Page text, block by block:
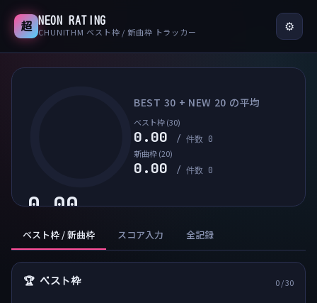
超
NEON RATING
CHUNITHM ベスト枠 / 新曲枠 トラッカー
⚙
0.00
BEST 30 + NEW 20 の平均
ベスト枠 (30)
0.00
/ 件数 0
新曲枠 (20)
0.00 / 件数 0
ベスト枠 / 新曲枠 スコア入力 全記録
🏆 ベスト枠 0/ 30